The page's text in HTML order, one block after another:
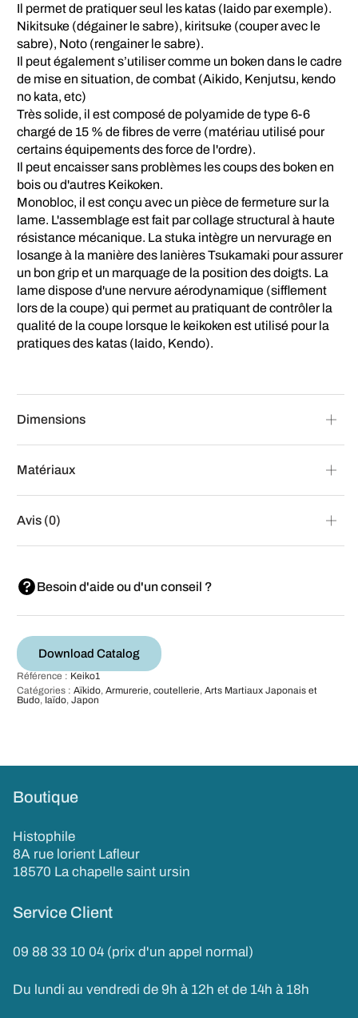
Il permet de pratiquer seul les katas (Iaido par exemple).
Nikitsuke (dégainer le sabre), kiritsuke (couper avec le
sabre), Noto (rengainer le sabre).
Il peut également s’utiliser comme un boken dans le cadre
de mise en situation, de combat (Aikido, Kenjutsu, kendo
no kata, etc)
Très solide, il est composé de polyamide de type 6-6
chargé de 15 % de fibres de verre (matériau utilisé pour
certains équipements des force de l'ordre).
Il peut encaisser sans problèmes les coups des boken en
bois ou d'autres Keikoken.
Monobloc, il est conçu avec un pièce de fermeture sur la
lame. L'assemblage est fait par collage structural à haute
résistance mécanique. La stuka intègre un nervurage en
losange à la manière des lanières Tsukamaki pour assurer
un bon grip et un marquage de la position des doigts. La
lame dispose d'une nervure aérodynamique (sifflement
lors de la coupe) qui permet au pratiquant de contrôler la
qualité de la coupe lorsque le keikoken est utilisé pour la
pratiques des katas (Iaido, Kendo).
Dimensions
Matériaux
Avis (0)
Besoin d'aide ou d'un conseil ?
Download Catalog
Référence : Keiko1
Catégories : Aïkido, Armurerie, coutellerie, Arts Martiaux Japonais et
Budo, Iaïdo, Japon
Boutique
Histophile
8A rue lorient Lafleur
18570 La chapelle saint ursin
Service Client
09 88 33 10 04 (prix d'un appel normal)
Du lundi au vendredi de 9h à 12h et de 14h à 18h